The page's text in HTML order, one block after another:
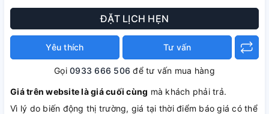
ĐẶT LỊCH HẸN
Yêu thích Tư vấn
Gọi0933 666 506 để tư vấn mua hàng
Giá trên website là giá cuối cùng mà khách phải trả.
Vì lý do biến động thị trường, giá tại thời điểm báo giá có thể